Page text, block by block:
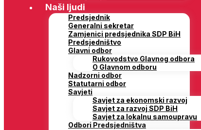
Naši ljudi
Predsjednik
Generalni sekretar
Zamjenici predsjednika SDP BiH
Predsjedništvo
Glavni odbor
Rukovodstvo Glavnog odbora
O Glavnom odboru
Nadzorni odbor
Statutarni odbor
Savjeti
Savjet za ekonomski razvoj
Savjet za razvoj SDP BiH
Savjet za lokalnu samoupravu
Odbori Predsjedništva